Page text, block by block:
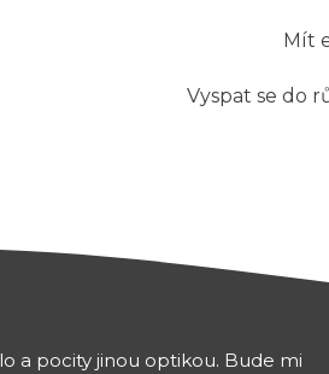
Mít
Vyspat se do
a pocity jinou optikou. Bude mi